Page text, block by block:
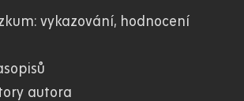
vykazování, hodnocení
autora